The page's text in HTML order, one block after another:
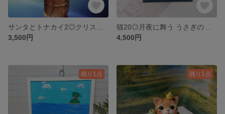
3,500円
4,500円
残り1点 残り1点